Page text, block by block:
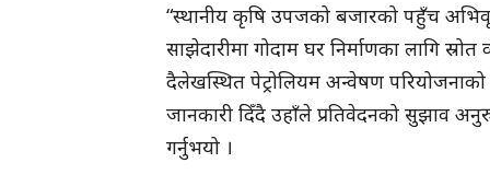
“स्थानीय कृषि उपजको बजारको पहुँच
साझेदारीमा गोदाम घर निर्माणका लागि
दैलेखस्थित पेट्रोलियम अन्वेषण परियोजनाको
जानकारी दिँदै उहाँले प्रतिवेदनको सुझाव
गर्नुभयो ।